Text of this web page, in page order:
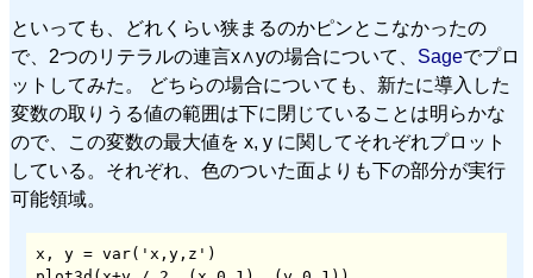
といっても、どれくらい狭まるのかピンとこなかったの
で、2つのリテラルの連言x∧yの場合について、 Sageでプロ
ットしてみた。 どちらの場合についても、新たに導入した
変数の取りうる値の範囲は下に閉じていることは明らかな
ので、この変数の最大値を x, y に関してそれぞれプロット
している。それぞれ、色のついた面よりも下の部分が実行
可能領域。
x, y = var('x,y,z')